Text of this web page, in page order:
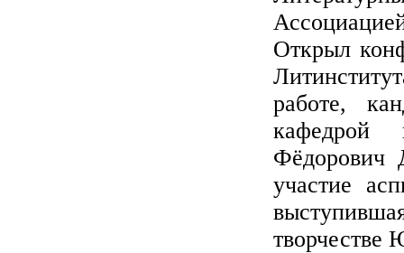
Открыл
работе,
кафедрой
Фёдорович
участие
творчестве